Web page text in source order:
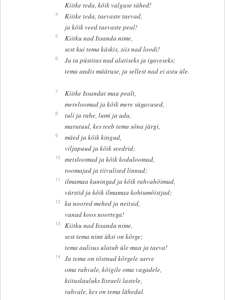
Kiitke teda, kõik valguse tähed!
4
Kiitke teda, taevaste taevad,
ja kõik veed taevaste peal!
5
Kiitku nad Issanda nime,
sest kui tema käskis, siis nad loodi!
6
Ja ta püstitas nad alatiseks ja igaveseks;
tema andis määruse, ja sellest nad ei astu üle.
7
Kiitke Issandat maa pealt,
mereloomad ja kõik mere sügavused,
8
tuli ja rahe, lumi ja udu,
marutuul, kes teeb tema sõna järgi,
9
mäed ja kõik kingud,
viljapuud ja kõik seedrid;
10
metsloomad ja kõik koduloomad,
roomajad ja tiivulised linnud;
11
ilmamaa kuningad ja kõik rahvahõimud,
vürstid ja kõik ilmamaa kohtumõistjad;
12
ka noored mehed ja neitsid,
vanad koos noortega!
13
Kiitku nad Issanda nime,
sest tema nimi üksi on kõrge;
tema aulisus ulatub üle maa ja taeva!
14
Ja tema on tõstnud kõrgele sarve
oma rahvale, kõigile oma vagadele,
kiituslauluks Iisraeli lastele,
rahvale, kes on tema lähedal.